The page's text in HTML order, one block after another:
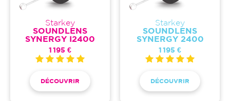
Starkey
SOUNDLENS
SYNERGY I2400
1 195 €
DÉCOUVRIR
Starkey
SOUNDLENS
SYNERGY 2400
1 195 €
DÉCOUVRIR